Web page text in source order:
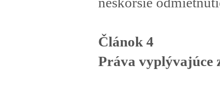
Článok 4
Práva vyplývajúce